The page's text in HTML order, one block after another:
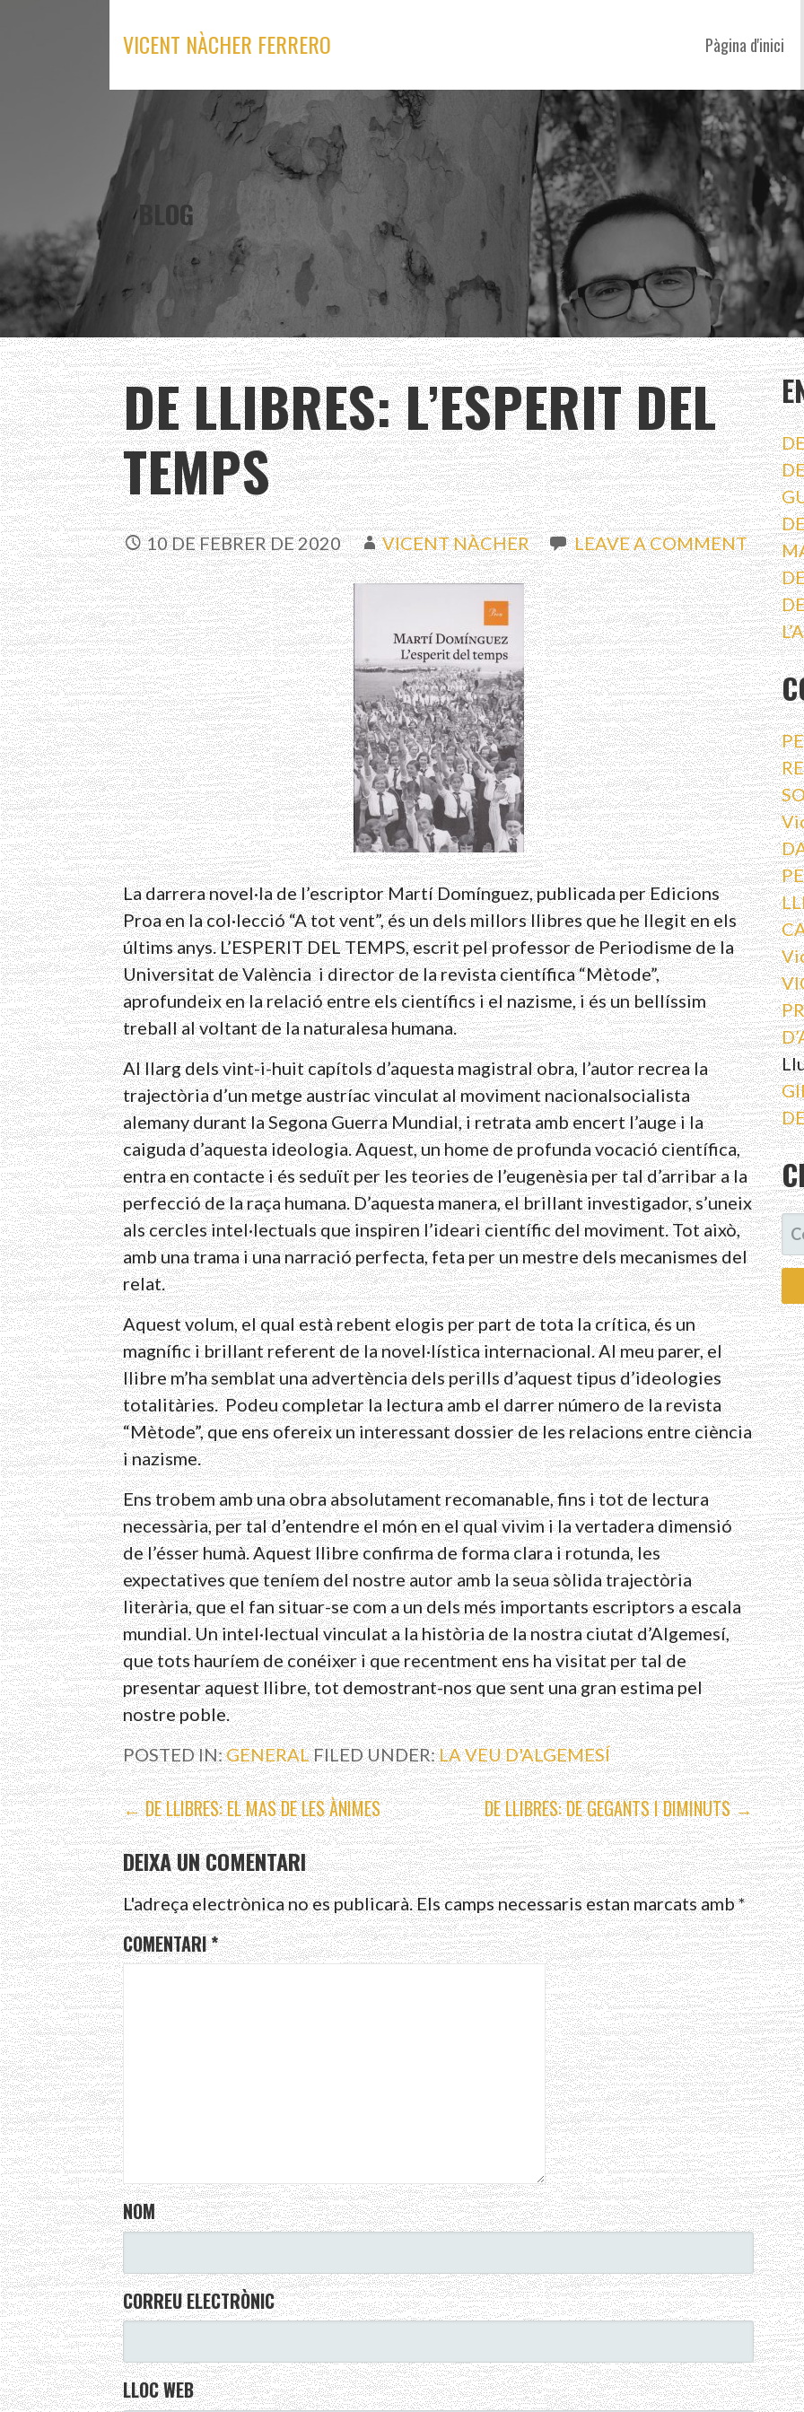
VICENT NÀCHER FERRERO Pàgina d'inici
BLOG
DE LLIBRES: L’ESPERIT DEL
TEMPS
10 DE FEBRER DE 2020 VICENT NÀCHER LEAVE A COMMENT
La darrera novel·la de l’escriptor Martí Domínguez, publicada per Edicions
Proa en la col·lecció “A tot vent”, és un dels millors llibres que he llegit en els
últims anys. L’ESPERIT DEL TEMPS, escrit pel professor de Periodisme de la
Universitat de València i director de la revista científica “Mètode”,
aprofundeix en la relació entre els científics i el nazisme, i és un bellíssim
treball al voltant de la naturalesa humana.
Al llarg dels vint-i-huit capítols d’aquesta magistral obra, l’autor recrea la
trajectòria d’un metge austríac vinculat al moviment nacionalsocialista
alemany durant la Segona Guerra Mundial, i retrata amb encert l’auge i la
caiguda d’aquesta ideologia. Aquest, un home de profunda vocació científica,
entra en contacte i és seduït per les teories de l’eugenèsia per tal d’arribar a la
perfecció de la raça humana. D’aquesta manera, el brillant investigador, s’uneix
als cercles intel·lectuals que inspiren l’ideari científic del moviment. Tot això,
amb una trama i una narració perfecta, feta per un mestre dels mecanismes del
relat.
Aquest volum, el qual està rebent elogis per part de tota la crítica, és un
magnífic i brillant referent de la novel·lística internacional. Al meu parer, el
llibre m’ha semblat una advertència dels perills d’aquest tipus d’ideologies
totalitàries. Podeu completar la lectura amb el darrer número de la revista
“Mètode”, que ens ofereix un interessant dossier de les relacions entre ciència
i nazisme.
Ens trobem amb una obra absolutament recomanable, fins i tot de lectura
necessària, per tal d’entendre el món en el qual vivim i la vertadera dimensió
de l’ésser humà. Aquest llibre confirma de forma clara i rotunda, les
expectatives que teníem del nostre autor amb la seua sòlida trajectòria
literària, que el fan situar-se com a un dels més importants escriptors a escala
mundial. Un intel·lectual vinculat a la història de la nostra ciutat d’Algemesí,
que tots hauríem de conéixer i que recentment ens ha visitat per tal de
presentar aquest llibre, tot demostrant-nos que sent una gran estima pel
nostre poble.
POSTED IN:GENERALFILED UNDER:LA VEU D'ALGEMESÍ
NAVEGACIÓ
D'ENTRADES
← DE LLIBRES: EL MAS DE LES ÀNIMES DE LLIBRES: DE GEGANTS I DIMINUTS →
DEIXA UN COMENTARI
L'adreça electrònica no es publicarà.Els camps necessaris estan marcats amb*
COMENTARI*
NOM
CORREU ELECTRÒNIC
LLOC WEB